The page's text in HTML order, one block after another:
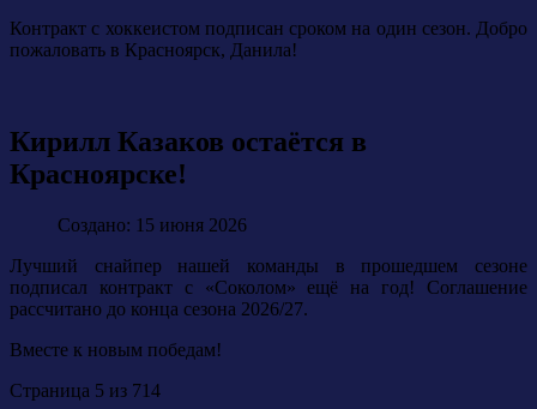
Контракт с хоккеистом подписан сроком на один сезон. Добро
пожаловать в Красноярск, Данила!
Кирилл Казаков остаётся в
Красноярске!
Создано: 15 июня 2026
Лучший снайпер нашей команды в прошедшем сезоне
подписал контракт с «Соколом» ещё на год! Соглашение
рассчитано до конца сезона 2026/27.
Вместе к новым победам!
Страница 5 из 714